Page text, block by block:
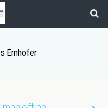
Ernhofer